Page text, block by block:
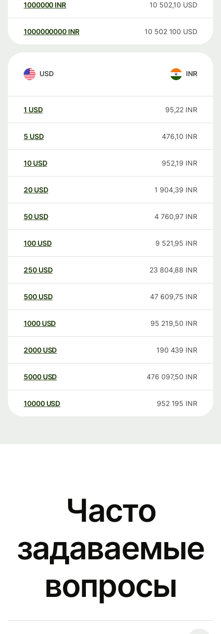
1000000 INR 10 502,10 USD
1000000000 INR 10 502 100 USD
USD INR
1 USD 95,22 INR
5 USD 476,10 INR
10 USD 952,19 INR
20 USD 1 904,39 INR
50 USD 4 760,97 INR
100 USD 9 521,95 INR
250 USD 23 804,88 INR
500 USD 47 609,75 INR
1000 USD 95 219,50 INR
2000 USD 190 439 INR
5000 USD 476 097,50 INR
10000 USD 952 195 INR
Часто
задаваемые
вопросы